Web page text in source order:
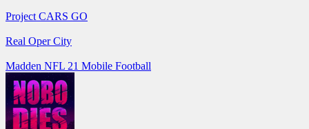
Project CARS GO
Real Oper City
Madden NFL 21 Mobile Football